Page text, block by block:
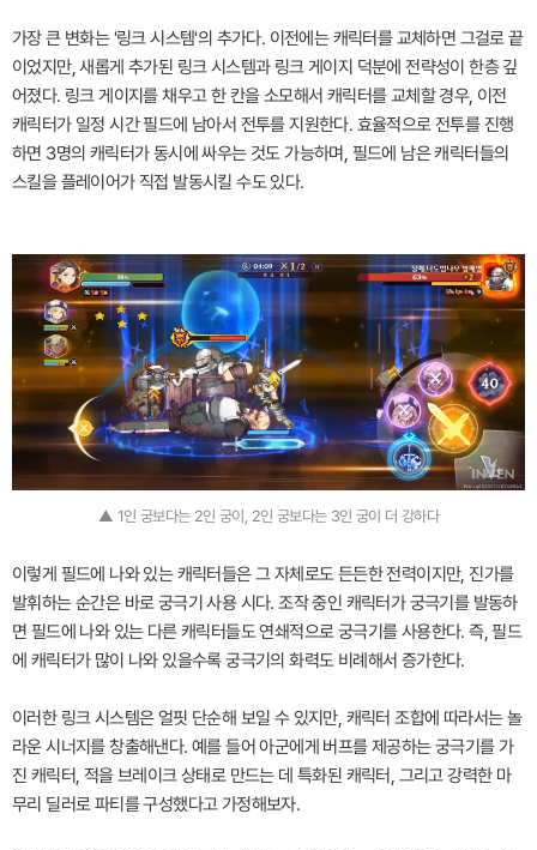
가장 큰 변화는 '링크 시스템'의 추가다. 이전에는 캐릭터를 교체하면 그걸로 끝
이었지만, 새롭게 추가된 링크 시스템과 링크 게이지 덕분에 전략성이 한층 깊
어졌다. 링크 게이지를 채우고 한 칸을 소모해서 캐릭터를 교체할 경우, 이전
캐릭터가 일정 시간 필드에 남아서 전투를 지원한다. 효율적으로 전투를 진행
하면 3명의 캐릭터가 동시에 싸우는 것도 가능하며, 필드에 남은 캐릭터들의
스킬을 플레이어가 직접 발동시킬 수도 있다.
▲ 1인 궁보다는 2인 궁이, 2인 궁보다는 3인 궁이 더 강하다
이렇게 필드에 나와 있는 캐릭터들은 그 자체로도 든든한 전력이지만, 진가를
발휘하는 순간은 바로 궁극기 사용 시다. 조작 중인 캐릭터가 궁극기를 발동하
면 필드에 나와 있는 다른 캐릭터들도 연쇄적으로 궁극기를 사용한다. 즉, 필드
에 캐릭터가 많이 나와 있을수록 궁극기의 화력도 비례해서 증가한다.
이러한 링크 시스템은 얼핏 단순해 보일 수 있지만, 캐릭터 조합에 따라서는 놀
라운 시너지를 창출해낸다. 예를 들어 아군에게 버프를 제공하는 궁극기를 가
진 캐릭터, 적을 브레이크 상태로 만드는 데 특화된 캐릭터, 그리고 강력한 마
무리 딜러로 파티를 구성했다고 가정해보자.